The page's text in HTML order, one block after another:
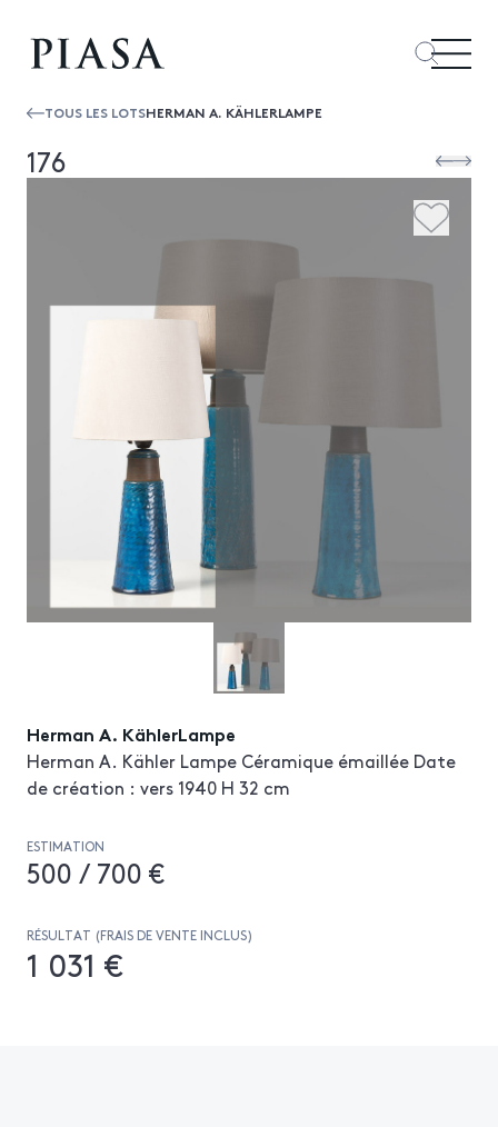
TOUS LES LOTSHERMAN A. KÄHLERLAMPE
176
Herman A. KählerLampe
Herman A. Kähler Lampe Céramique émaillée Date
de création : vers 1940 H 32 cm
ESTIMATION
500 / 700 €
RÉSULTAT (FRAIS DE VENTE INCLUS)
1 031 €